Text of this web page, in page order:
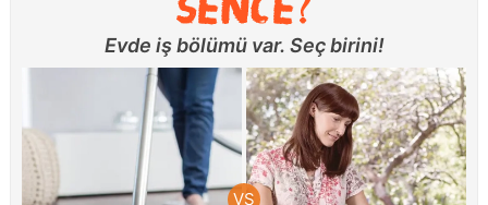
Evde iş bölümü var. Seç birini!